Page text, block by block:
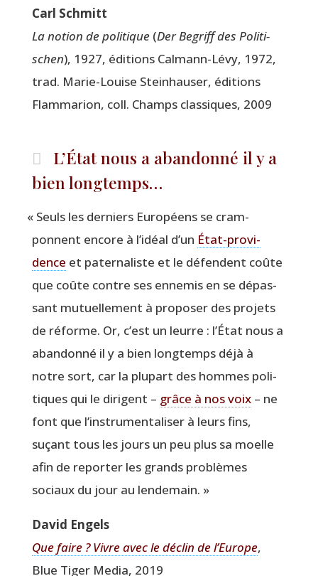
Carl Schmitt
La notion de poli­tique(Der Begriff des Poli­ti­
schen), 1927, édi­tions Cal­mann-Lévy, 1972,
trad. Marie-Louise Stein­hau­ser, édi­tions
Flam­ma­rion, coll. Champs clas­siques, 2009
L’État nous a abandonné il y a
bien longtemps…
« Seuls les der­niers Euro­péens se cram­
ponnent encore à l’idéal d’un État-pro­vi­
dence et pater­na­liste et le défendent coûte
que coûte contre ses enne­mis en se dépas­
sant mutuel­le­ment à pro­po­ser des pro­jets
de réforme. Or, c’est un leurre : l’État nous a
aban­don­né il y a bien long­temps déjà à
notre sort, car la plu­part des hommes poli­
tiques qui le dirigent – grâce à nos voix– ne
font que l’instrumentaliser à leurs fins,
suçant tous les jours un peu plus sa moelle
afin de repor­ter les grands pro­blèmes
sociaux du jour au lendemain. »
David Engels
Que faire ? Vivre avec le déclin de l’Europe,
Blue Tiger Media, 2019